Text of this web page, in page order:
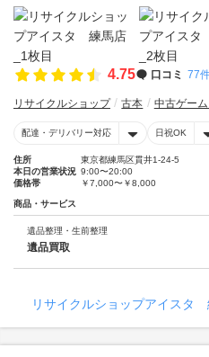
4.75 口コミ 77
リサイクルショップ 古本 中古ゲー
配達・デリバリー対応 日祝OK
住所
東京都練馬区貫井1-24-5
本日の営業状況 9:00〜20:00
価格帯
￥7,000〜￥8,000
商品・サービス
遺品整理・生前整理
遺品買取
リサイクルショップアイスタ